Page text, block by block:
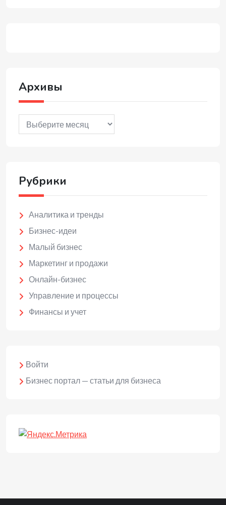
Архивы
Архивы
Рубрики
Аналитика и тренды
Бизнес-идеи
Малый бизнес
Маркетинг и продажи
Онлайн-бизнес
Управление и процессы
Финансы и учет
Войти
Бизнес портал — статьи для бизнеса